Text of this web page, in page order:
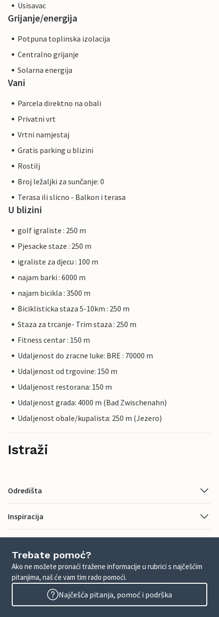
Usisavac
Grijanje/energija
Potpuna toplinska izolacija
Centralno grijanje
Solarna energija
Vani
Parcela direktno na obali
Privatni vrt
Vrtni namjestaj
Gratis parking u blizini
Rostilj
Broj ležaljki za sunčanje: 0
Terasa ili slicno - Balkon i terasa
U blizini
golf igraliste : 250 m
Pjesacke staze : 250 m
igraliste za djecu : 100 m
najam barki : 6000 m
najam bicikla : 3500 m
Biciklisticka staza 5-10km : 250 m
Staza za trcanje- Trim staza : 250 m
Fitness centar : 150 m
Udaljenost do zracne luke: BRE : 70000 m
Udaljenost od trgovine: 150 m
Udaljenost restorana: 150 m
Udaljenost grada: 4000 m (Bad Zwischenahn)
Udaljenost obale/kupalista: 250 m (Jezero)
Istraži
Odredišta
Inspiracija
Trebate pomoć?
Ako ne možete pronaći tražene informacije u rubrici s najčešćim
pitanjima, naš će vam tim rado pomoći.
Najčešća pitanja, pomoć i podrška